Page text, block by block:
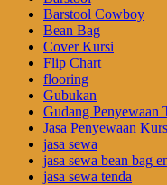
Barstool Cowboy
Bean Bag
Cover Kursi
Flip Chart
flooring
Gubukan
Gudang Penyewaan
Jasa Penyewaan
jasa sewa
jasa sewa bean bag
jasa sewa tenda